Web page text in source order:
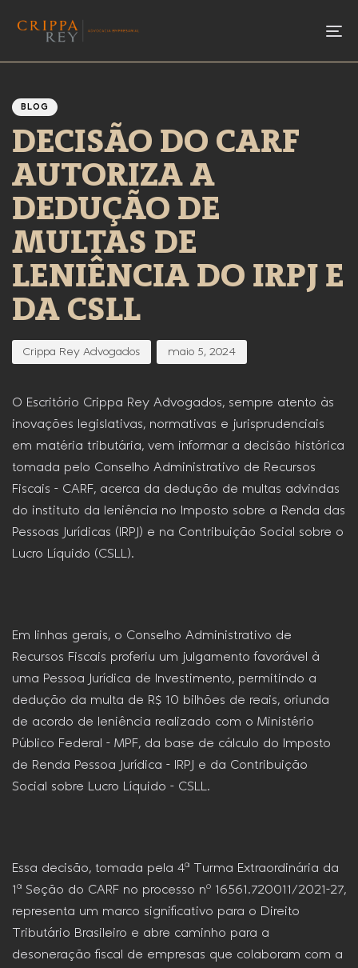
BLOG
DECISÃO DO CARF
AUTORIZA A
DEDUÇÃO DE
MULTAS DE
LENIÊNCIA DO IRPJ E
DA CSLL
Crippa Rey Advogados maio 5, 2024
O Escritório Crippa Rey Advogados, sempre atento às
inovações legislativas, normativas e jurisprudenciais
em matéria tributária, vem informar a decisão histórica
tomada pelo Conselho Administrativo de Recursos
Fiscais – CARF, acerca da dedução de multas advindas
do instituto da leniência no Imposto sobre a Renda das
Pessoas Jurídicas (IRPJ) e na Contribuição Social sobre o
Lucro Líquido (CSLL).
Em linhas gerais, o Conselho Administrativo de
Recursos Fiscais proferiu um julgamento favorável à
uma Pessoa Jurídica de Investimento, permitindo a
dedução da multa de R$ 10 bilhões de reais, oriunda
de acordo de leniência realizado com o Ministério
Público Federal – MPF, da base de cálculo do Imposto
de Renda Pessoa Jurídica – IRPJ e da Contribuição
Social sobre Lucro Líquido – CSLL.
Essa decisão, tomada pela 4ª Turma Extraordinária da
1ª Seção do CARF no processo nº 16561.720011/2021-27,
representa um marco significativo para o Direito
Tributário Brasileiro e abre caminho para a
desoneração fiscal de empresas que colaboram com a